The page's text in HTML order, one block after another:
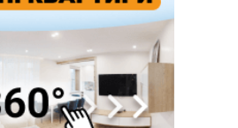
гирку XII–XIII століть
провели серію
на аорті
на "зебрі" водій Audi
з велосипедом